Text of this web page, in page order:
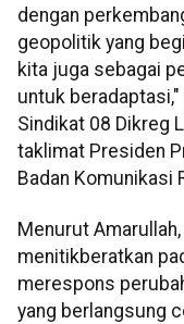
dengan
geopolitik yang
kita juga sebagai
untuk
Sindikat 08 Dikreg
taklimat Presiden
Badan Komunikasi
Menurut
menitikberatkan
merespons
yang berlangsung